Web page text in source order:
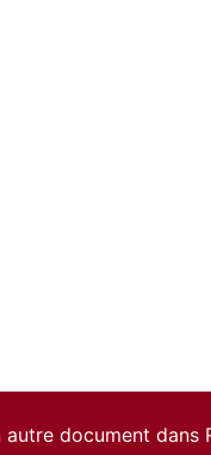
document dans